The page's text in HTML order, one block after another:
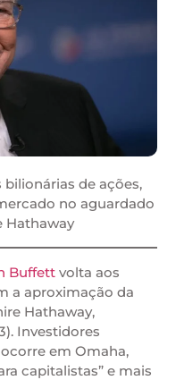
de ações,
no aguardado
Hathaway
Buffett volta aos
a aproximação da
Hathaway,
Investidores
em Omaha,
capitalistas” e mais